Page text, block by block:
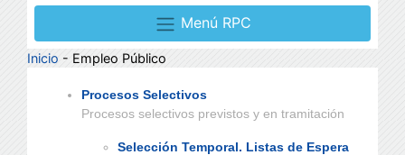
Menú RPC
Inicio - Empleo Público
Procesos Selectivos
Procesos selectivos previstos y en tramitación
Selección Temporal. Listas de Espera